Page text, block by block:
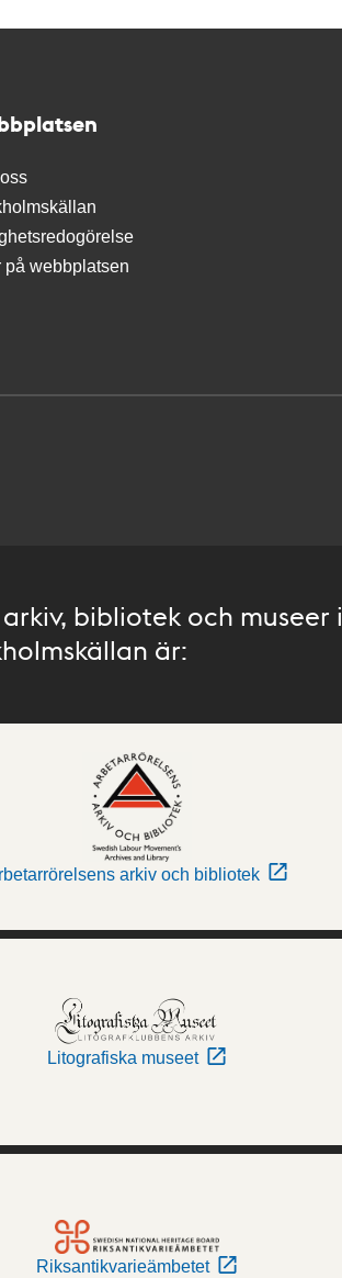
på webbplatsen
bibliotek och museer i
är:
arkiv och bibliotek
Litografiska museet
Riksantikvarieämbetet